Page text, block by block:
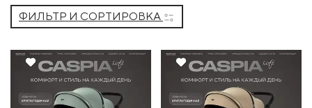
ФИЛЬТР И СОРТИРОВКА